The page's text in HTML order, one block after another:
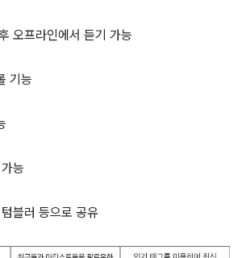
오프라인에서 듣기 가능
기능
능
블러 등으로 공유